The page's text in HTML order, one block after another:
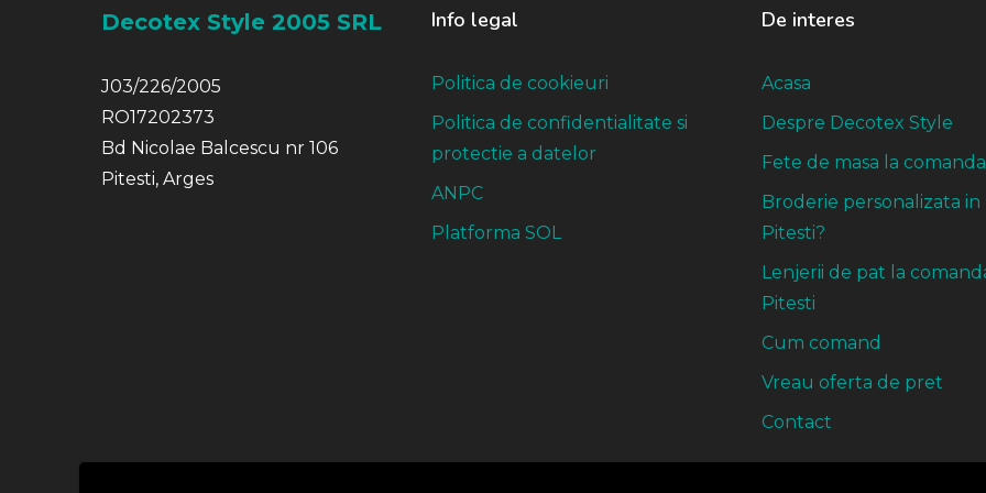
Decotex Style 2005 SRL
J03/226/2005
RO17202373
Bd Nicolae Balcescu nr 106
Pitesti, Arges
Info legal
Politica de cookieuri
Politica de confidentialitate si
protectie a datelor
ANPC
Platforma SOL
De interes
Acasa
Despre Decotex Style
Fete de masa la comanda
Broderie personalizata in
Pitesti?
Lenjerii de pat la
Pitesti
Cum comand
Vreau oferta de pret
Contact